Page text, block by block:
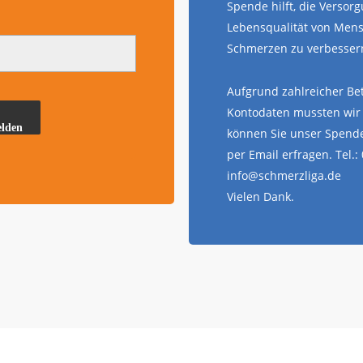
Spende hilft, die
Lebensqualität von
Schmerzen zu
Aufgrund zahlreicher
Kontodaten mussten
können Sie unser
per Email erfragen. Tel.:
info@schmerzliga.de
Vielen Dank.